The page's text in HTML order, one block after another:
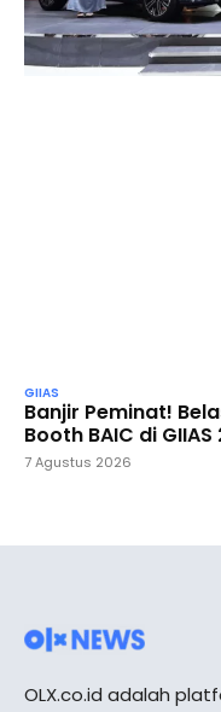
GIIAS
Banjir Peminat!
Booth BAIC di
7 Agustus 2026
OLX.co.id adalah